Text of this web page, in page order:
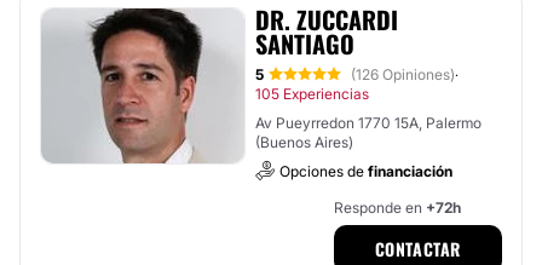
DR. ZUCCARDI
SANTIAGO
5 (126 Opiniones)·
105 Experiencias
Av Pueyrredon 1770 15A, Palermo
(Buenos Aires)
Opciones de financiación
Responde en +72h
CONTACTAR